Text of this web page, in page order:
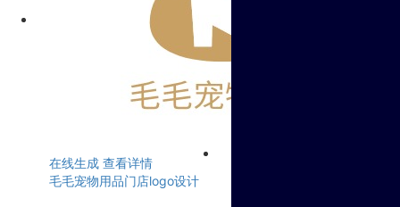
在线生成 查看详情
毛毛宠物用品门店logo设计